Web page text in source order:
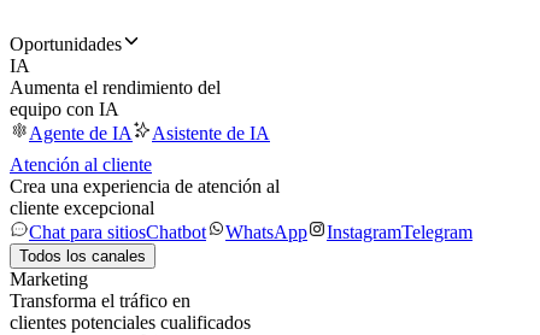
Oportunidades
IA
Aumenta el rendimiento del
equipo con IA
Agente de IA
Asistente de IA
Atención al cliente
Crea una experiencia de atención al
cliente excepcional
Chat para sitiosChatbot WhatsApp InstagramTelegram
Todos los canales
Marketing
Transforma el tráfico en
clientes potenciales cualificados